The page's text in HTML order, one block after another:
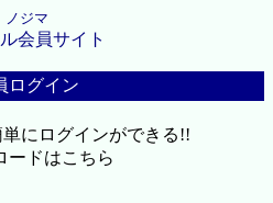
ノジマ
会員サイト
ログイン
にログインができる!!
ードはこちら